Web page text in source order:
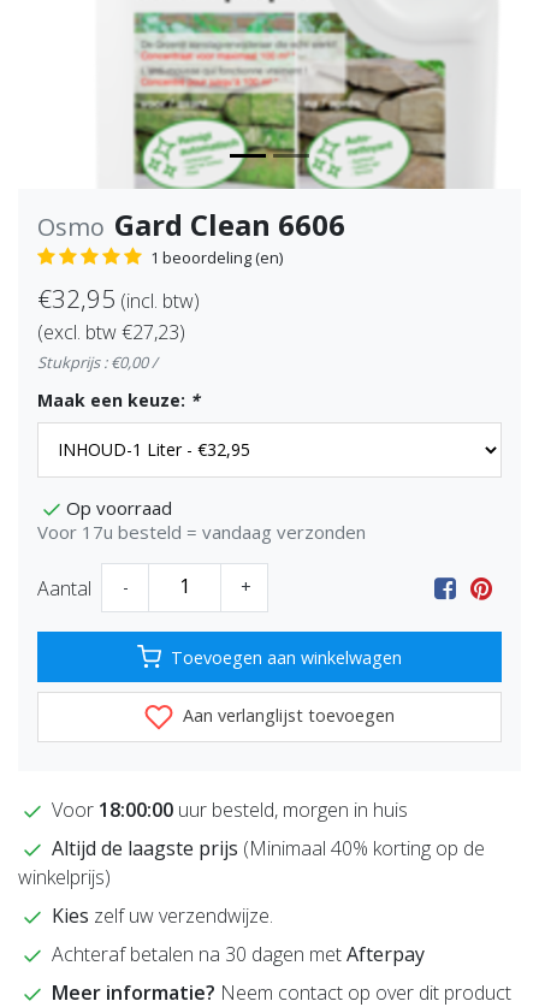
Osmo Gard Clean 6606
1 beoordeling (en)
€32,95 (incl. btw)
(excl. btw €27,23)
Stukprijs : €0,00 /
Maak een keuze: *
Op voorraad
Voor 17u besteld = vandaag verzonden
Aantal - +
Toevoegen aan winkelwagen
Aan verlanglijst toevoegen
Voor 18:00:00 uur besteld, morgen in huis
Altijd de laagste prijs (Minimaal 40% korting op de
winkelprijs)
Kies zelf uw verzendwijze.
Achteraf betalen na 30 dagen metAfterpay
Meer informatie? Neem contact op over dit product